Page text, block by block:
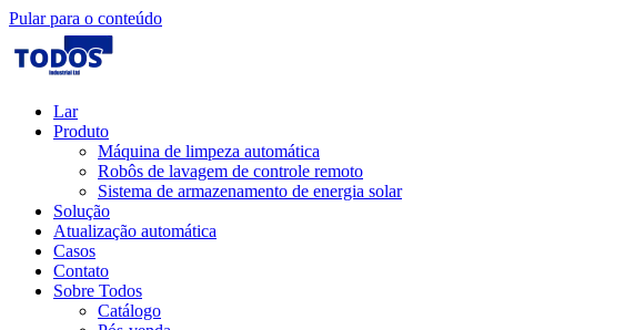
Pular para o conteúdo
Lar
Produto
Máquina de limpeza automática
Robôs de lavagem de controle remoto
Sistema de armazenamento de energia solar
Solução​
Atualização automática
Casos
Contato
Sobre Todos
Catálogo